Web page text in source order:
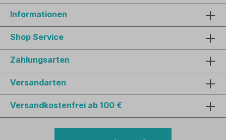
Informationen
Shop Service
Zahlungsarten
Versandarten
Versandkostenfrei ab 100 €